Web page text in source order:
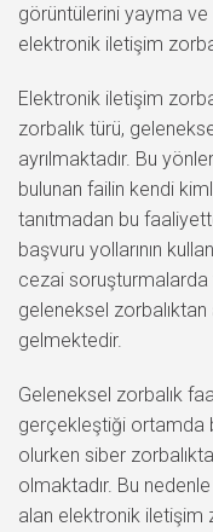
görüntülerini yayma
elektronik iletişim
Elektronik iletişim
zorbalık türü,
ayrılmaktadır. Bu
bulunan failin kendi
tanıtmadan bu
başvuru yollarının
cezai
geleneksel zorbalıktan
gelmektedir.
Geleneksel zorbalık
gerçekleştiği ortamda
olurken siber
olmaktadır. Bu
alan elektronik iletişim